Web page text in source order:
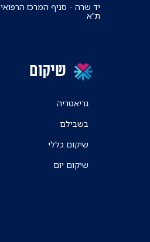
יד שרה - סניף המרכז הרפואי
ת"א
שיקום
גריאטריה
בשבילם
שיקום כללי
שיקום יום